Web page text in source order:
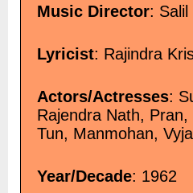
Music Director: Salil
Lyricist: Rajindra
Actors/Actresses:
Rajendra Nath, Pran,
Tun, Manmohan,
Year/Decade: 1962